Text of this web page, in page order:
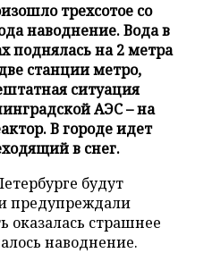
трехсотое со
наводнение. Вода в
поднялась на 2 метра
станции метро,
ситуация
АЭС – на
В городе идет
в снег.
будут
предупреждали
оказалась страшнее
наводнение.